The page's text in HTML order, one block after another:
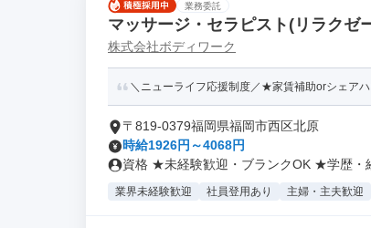
業務委託
マッサージ・セラピスト(リラクゼ
株式会社ボディワーク
＼ニューライフ応援制度／★家賃補助orシェア
〒819-0379福岡県福岡市西区北原
時給1926円～4068円
資格 ★未経験歓迎・ブランクOK ★学歴・
業界未経験歓迎 社員登用あり 主婦・主夫歓迎